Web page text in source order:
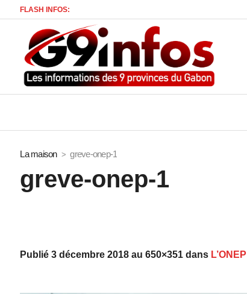
FLASH INFOS:
La maison greve-onep-1
greve-onep-1
Publié3 décembre 2018 au 650×351 dans